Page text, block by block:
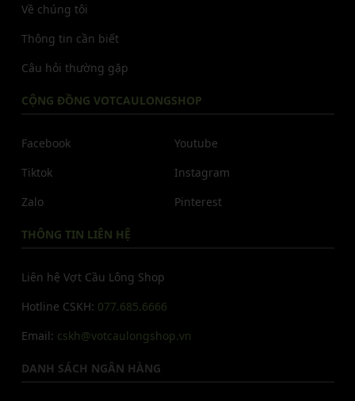
Về chúng tôi
Thông tin cần biết
Câu hỏi thường gặp
CỘNG ĐỒNG VOTCAULONGSHOP
Facebook
Tiktok
Zalo
Youtube
Instagram
Pinterest
THÔNG TIN LIÊN HỆ
Liên hệ Vợt Cầu Lông Shop
Hotline CSKH: 077.685.6666
Email: cskh@votcaulongshop.vn
DANH SÁCH NGÂN HÀNG